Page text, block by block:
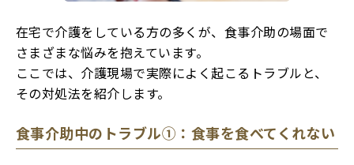
在宅で介護をしている方の多くが、食事介助の場面で
さまざまな悩みを抱えています。
ここでは、介護現場で実際によく起こるトラブルと、
その対処法を紹介します。
食事介助中のトラブル①：食事を食べてくれない